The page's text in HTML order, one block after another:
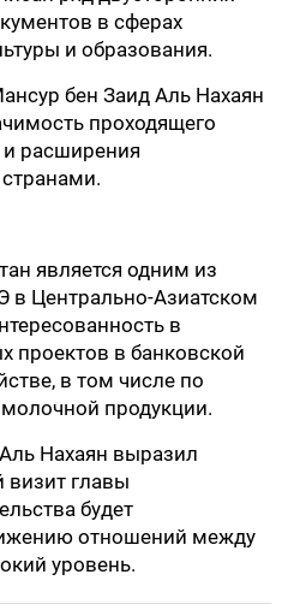
в сферах
и образования.
бен Заид Аль Нахаян
проходящего
и расширения
является одним из
в Центрально-Азиатском
в
проектов в банковской
в том числе по
продукции.
Нахаян выразил
визит главы
будет
отношений между
уровень.